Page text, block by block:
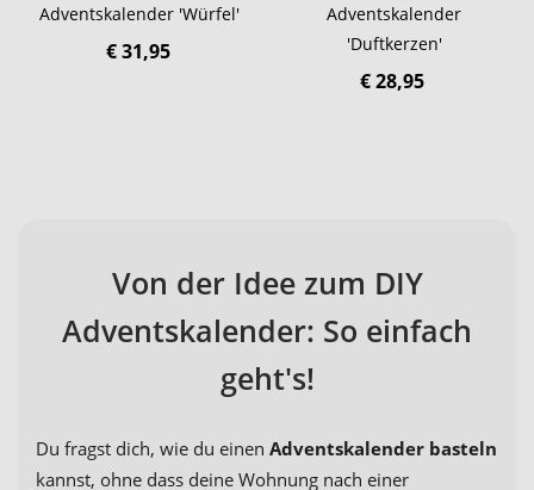
Adventskalender 'Würfel'
€ 31,95
Adventskalender
'Duftkerzen'
€ 28,95
Von der Idee zum DIY
Adventskalender: So einfach
geht's!
Du fragst dich, wie du einen Adventskalender basteln
kannst, ohne dass deine Wohnung nach einer